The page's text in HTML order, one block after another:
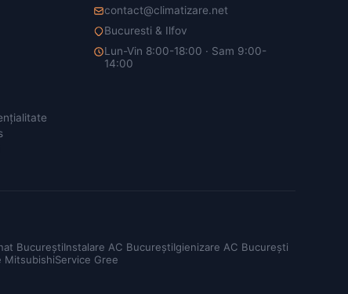
contact@climatizare.net
Bucuresti & Ilfov
Lun-Vin 8:00-18:00 · Sam 9:00-
14:00
BucureștiInstalare AC BucureștiIgienizare AC București
MitsubishiService Gree